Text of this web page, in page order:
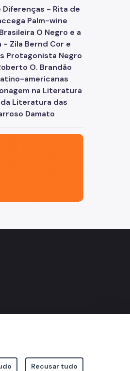
Recusar tudo